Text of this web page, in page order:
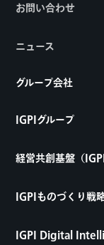
お問い合わせ
ニュース
グループ会社
IGPIグループ
経営共創基盤（IGPI
IGPIものづくり戦
IGPI Digital